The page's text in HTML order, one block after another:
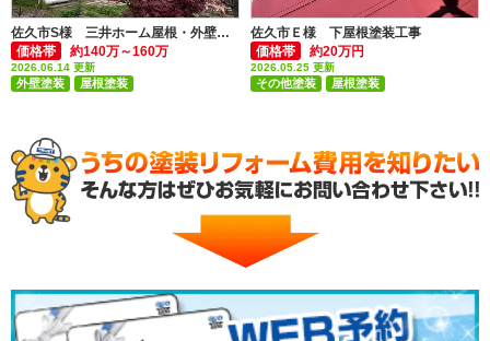
佐久市S様 三井ホーム屋根・外壁塗装工事
価格帯
約140万～160万
2026.06.14 更新
外壁塗装 屋根塗装
佐久市Ｅ様 下屋根塗装工事
価格帯
約20万円
2026.05.25 更新
その他塗装 屋根塗装